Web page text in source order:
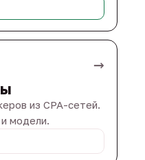
→
из CPA-сетей.
модели.